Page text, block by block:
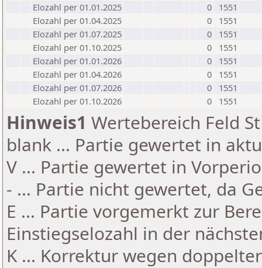
Elozahl per 01.01.2025
0
1551
Elozahl per 01.04.2025
0
1551
Elozahl per 01.07.2025
0
1551
Elozahl per 01.10.2025
0
1551
Elozahl per 01.01.2026
0
1551
Elozahl per 01.04.2026
0
1551
Elozahl per 01.07.2026
0
1551
Elozahl per 01.10.2026
0 1551
Hinweis1 Wertebereich Feld
blank ... Partie gewertet in
V ... Partie gewertet in
- ... Partie nicht gewertet, da
E ... Partie vorgemerkt zur
Einstiegselozahl in der
K ... Korrektur wegen